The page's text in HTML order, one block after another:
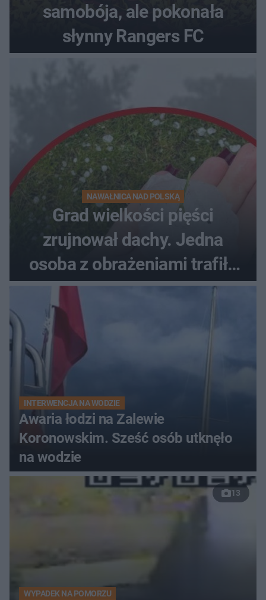
samobója, ale pokonała
słynny Rangers FC
NAWAŁNICA NAD POLSKĄ
Grad wielkości pięści
zrujnował dachy. Jedna
osoba z obrażeniami trafiła
do szpitala
INTERWENCJA NA WODZIE
Awaria łodzi na Zalewie
Koronowskim. Sześć osób utknęło
na wodzie
13
WYPADEK NA POMORZU